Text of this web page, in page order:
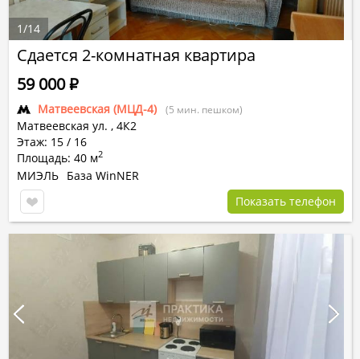
Сдается 2-комнатная квартира
Матвеевская (МЦД-4) (5 мин. пешком)
Матвеевская ул. , 4К2
Этаж: 15 / 16
Площадь: 40 м2
59 000Р
МИЭЛЬ База WinNER
Показать телефон
1/14